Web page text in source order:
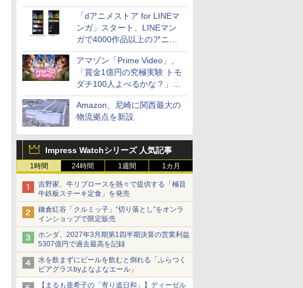
「dアニメストア for LINEマ
ンガ」スタート、LINEマン
ガで4000作品以上のアニメ
見放題
アマゾン「Prime Video」、
「賞金1億円の究極実験 トモ
ダチ100人よべるかな？」シ
ーズン2の参加者公開
Amazon、尼崎に関西最大の
物流拠点を新設
Impress Watchシリーズ 人気記事
1時間 24時間 1週間 1カ月
吉野家、牛リブロースを熱々で提供する「極旨
牛鉄板ステーキ定食」を発売
鎌倉紅谷「クルミッ子」“切り落とし”をオンラ
インショップで限定販売
ホンダ、2027年3月期第1四半期決算の営業利益
5307億円で過去最高を記録
水を飲まずにビールを飲むと倒れる「ふらつく
ビアグラスbyよなよなエール」
【まるも亜希子の「寄り道日和」】ディーゼル